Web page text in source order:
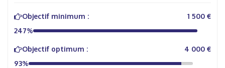
Objectif minimum :
1 500 €
247%
Objectif optimum :
4 000 €
93%